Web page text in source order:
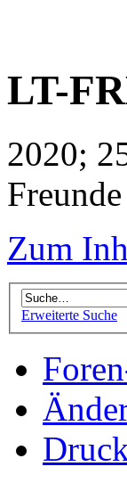
LT-
2020;
Zum
Erweiterte Suche